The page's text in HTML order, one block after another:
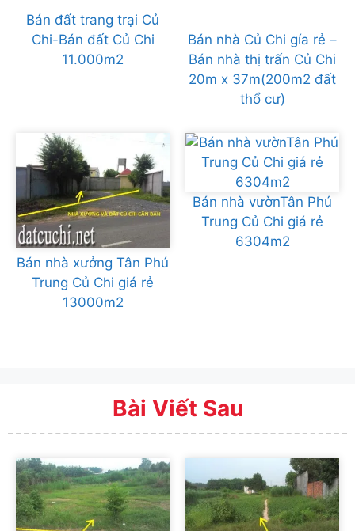
Bán đất trang trại Củ
Chi-Bán đất Củ Chi
11.000m2
Bán nhà Củ Chi gía rẻ –
Bán nhà thị trấn Củ Chi
20m x 37m(200m2 đất
thổ cư)
Bán nhà xưởng Tân Phú
Trung Củ Chi giá rẻ
13000m2
Bán nhà vườnTân Phú
Trung Củ Chi giá rẻ
6304m2
Bài Viết Sau